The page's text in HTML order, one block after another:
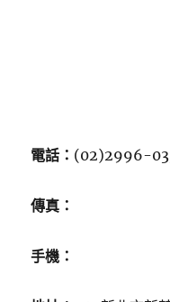
電話： (02)2996-
傳真：
手機：